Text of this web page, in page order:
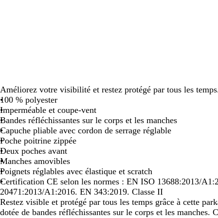
Améliorez votre visibilité et restez protégé par tous les
100 % polyester
Imperméable et coupe-vent
Bandes réfléchissantes sur le corps et les manches
Capuche pliable avec cordon de serrage réglable
Poche poitrine zippée
Deux poches avant
Manches amovibles
Poignets réglables avec élastique et scratch
Certification CE selon les normes : EN ISO 13688:2013/
20471:2013/A1:2016. EN 343:2019. Classe II
Restez visible et protégé par tous les temps grâce à cette
dotée de bandes réfléchissantes sur le corps et les manches.